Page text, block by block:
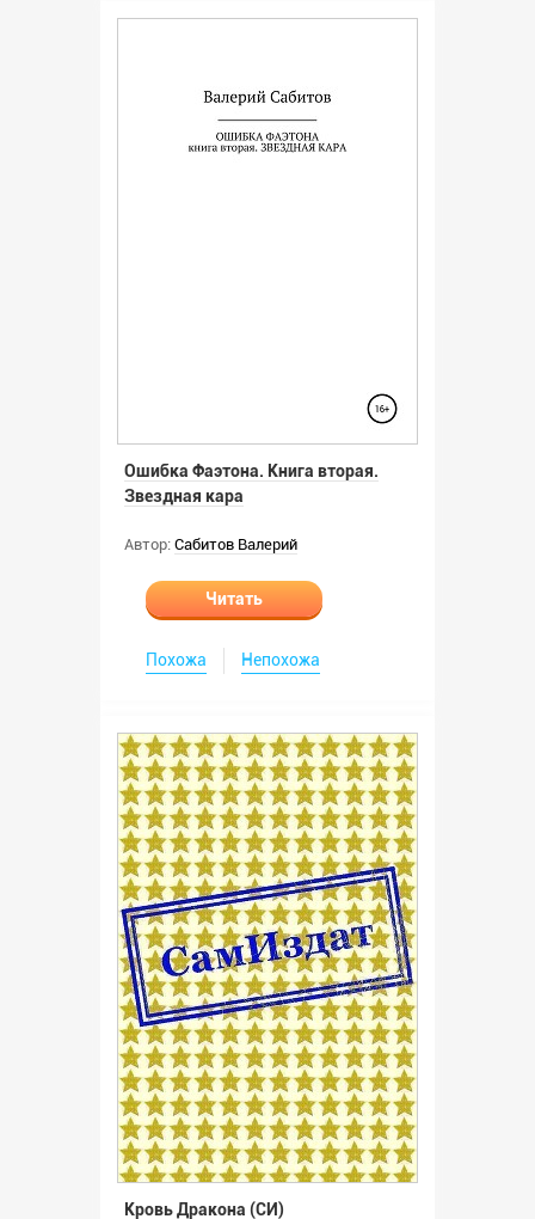
Ошибка Фаэтона. Книга вторая.
Звездная кара
Автор: Сабитов Валерий
Читать
Похожа Непохожа
Кровь Дракона (СИ)